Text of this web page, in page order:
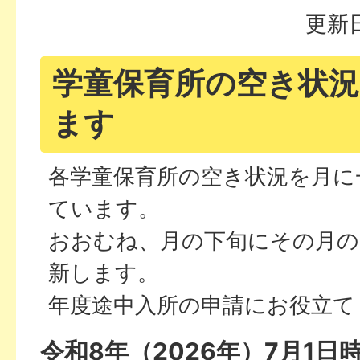
更新
学童保育所の空き状
ます
各学童保育所の空き状況を月
ています。
おおむね、月の下旬にその月
新します。
年度途中入所の申請にお役立
令和8年（2026年）7月1日